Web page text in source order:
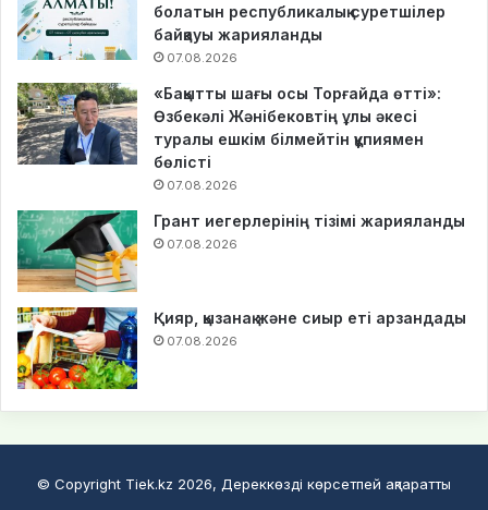
болатын республикалық суретшілер
байқауы жарияланды
07.08.2026
«Бақытты шағы осы Торғайда өтті»:
Өзбекәлі Жәнібековтің ұлы әкесі
туралы ешкім білмейтін құпиямен
бөлісті
07.08.2026
Грант иегерлерінің тізімі жарияланды
07.08.2026
Қияр, қызанақ және сиыр еті арзандады
07.08.2026
© Copyright Tiek.kz 2026, Дереккөзді көрсетпей ақпаратты